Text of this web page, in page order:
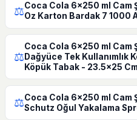
⚖Coca Cola 6x250 ml Cam
Oz Karton Bardak 7 1000
⚖
Coca Cola 6x250 ml Cam
Dağyüce Tek Kullanımlık
Köpük Tabak - 23.5x25
⚖Coca Cola 6x250 ml Cam
Schutz Oğul Yakalama